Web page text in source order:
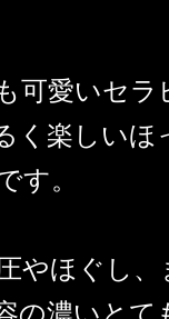
可愛いセラ
く楽しいほ
す。
やほぐし
の濃いとて